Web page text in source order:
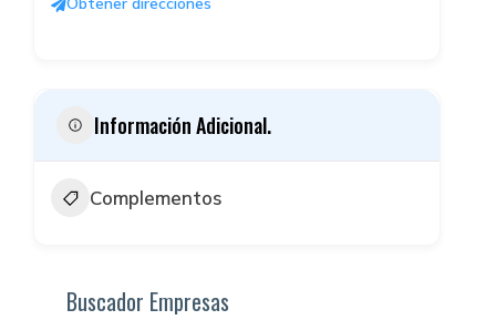
Información Adicional.
Complementos
Buscador Empresas